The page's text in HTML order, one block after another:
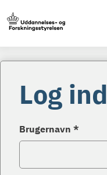
Log ind
Brugernavn *